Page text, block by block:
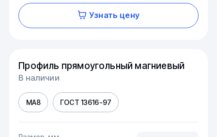
Узнать цену
Профиль прямоугольный магниевый
В наличии
МА8 ГОСТ 13616-97